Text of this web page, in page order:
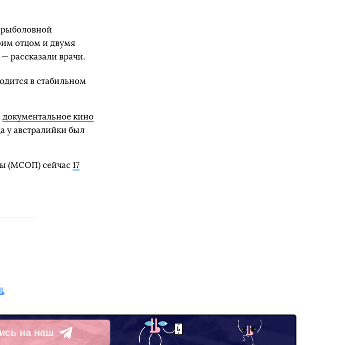
рыболовной
отцом и двумя
рассказали врачи.
в стабильном
документальное кино
у австралийки был
(МСОП) сейчас 17
на наш